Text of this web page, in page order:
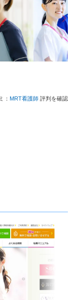
： MRT看護師 評判を確認